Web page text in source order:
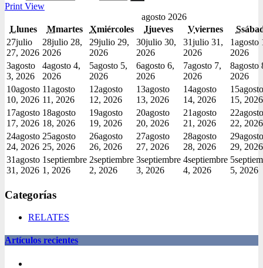
Print View
agosto 2026
Llunes Mmartes Xmiércoles Jjueves Vviernes S
27julio
27, 2026
28julio 28,
2026
29julio 29,
2026
30julio 30,
2026
31julio 31,
2026
1agosto
2026
3agosto
3, 2026
4agosto 4,
2026
5agosto 5,
2026
6agosto 6,
2026
7agosto 7,
2026
8agosto
2026
10agosto
10, 2026
11agosto
11, 2026
12agosto
12, 2026
13agosto
13, 2026
14agosto
14, 2026
15agosto
15, 2026
17agosto
17, 2026
18agosto
18, 2026
19agosto
19, 2026
20agosto
20, 2026
21agosto
21, 2026
22agosto
22, 2026
24agosto
24, 2026
25agosto
25, 2026
26agosto
26, 2026
27agosto
27, 2026
28agosto
28, 2026
29agosto
29, 2026
31agosto
31, 2026
1septiembre
1, 2026
2septiembre
2, 2026
3septiembre
3, 2026
4septiembre
4, 2026
5
5, 2026
Categorías
RELATES
Artículos recientes